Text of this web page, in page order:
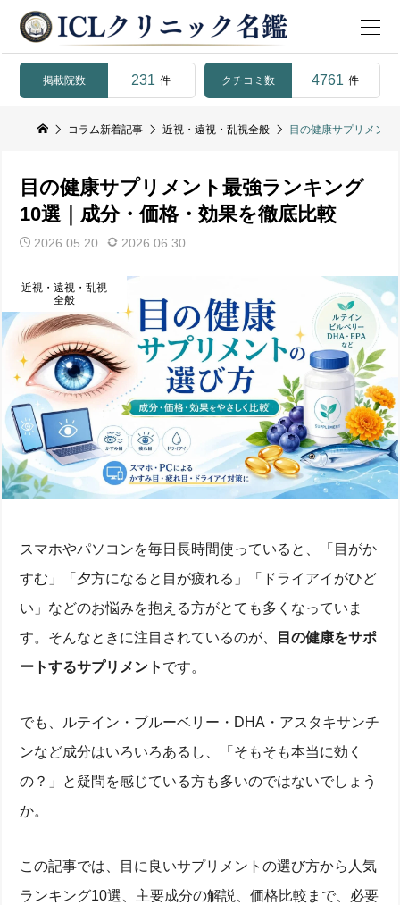
掲載院数 231 件 クチコミ数 4761 件
コラム新着記事 近視・遠視・乱視全般 目の健康サプリメン
目の健康サプリメント最強ランキング
10選｜成分・価格・効果を徹底比較
2026.05.20 2026.06.30
近視・遠視・乱視
全般
スマホやパソコンを毎日長時間使っていると、「目がか
すむ」「夕方になると目が疲れる」「ドライアイがひど
い」などのお悩みを抱える方がとても多くなっていま
す。そんなときに注目されているのが、
目の健康をサポ
ートするサプリメント です。
でも、ルテイン・ブルーベリー・DHA・アスタキサンチ
ンなど成分はいろいろあるし、「そもそも本当に効く
の？」と疑問を感じている方も多いのではないでしょう
か。
この記事では、目に良いサプリメントの選び方から人気
ランキング10選、主要成分の解説、価格比較まで、必要